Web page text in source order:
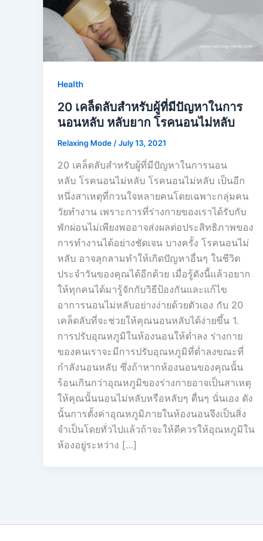
Health
20 เคล็ดลับสำหรับผู้ที่มีปัญหาในการ
นอนหลับ หลับยาก โรคนอนไม่หลับ
Relaxing Mode /July 13, 2021
20 เคล็ดลับสำหรับผู้ที่มีปัญหาในการนอน
หลับ โรคนอนไม่หลับ โรคนอนไม่หลับ เป็นอีก
หนึ่งสาเหตุที่กวนใจหลายคนโดยเฉพาะกลุ่มคน
วัยทำงาน เพราะการที่ร่างกายของเราได้รับกับ
พักผ่อนไม่เพียงพออาจส่งผลต่อประสิทธิภาพของ
การทำงานได้อย่างชัดเจน บางครั้ง โรคนอนไม่
หลับ อาจลุกลามทำให้เกิดปัญหาอื่นๆ ในชีวิต
ประจำวันของคุณได้อีกด้วย เมื่อรู้ดังนี้แล้วอยาก
ให้ทุกคนได้มารู้จักกับวิธีป้องกันและแก้ไข
อาการนอนไม่หลับอย่างง่ายด้วยตัวเอง กับ 20
เคล็ดลับที่จะช่วยให้คุณนอนหลับได้ง่ายขึ้น 1.
การปรับอุณหภูมิในห้องนอนให้ต่ำลง ร่างกาย
ของคนเราจะมีการปรับอุณหภูมิที่ต่ำลงขณะที่
กำลังนอนหลับ ซึ่งถ้าหากห้องนอนของคุณนั้น
ร้อนเกินกว่าอุณหภูมิของร่างกายอาจเป็นสาเหตุ
ให้คุณนั้นนอนไม่หลับหรือหลับๆ ตื่นๆ นั่นเอง ดัง
นั้นการตั้งค่าอุณหภูมิภายในห้องนอนจึงเป็นสิ่ง
จำเป็นโดยทั่วไปแล้วถ้าจะให้ดีควรให้อุณหภูมิใน
ห้องอยู่ระหว่าง […]